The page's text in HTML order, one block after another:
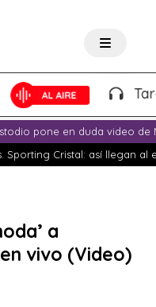
pone en duda video de
Sporting Cristal: así llegan al
a
vivo (Video)